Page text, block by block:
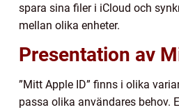
spara sina filer i iCloud och
mellan olika enheter.
Presentation av
”Mitt Apple ID” finns i olika
passa olika användares behov.